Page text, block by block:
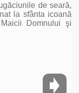
de seară,
la sfânta icoană
Domnului şi